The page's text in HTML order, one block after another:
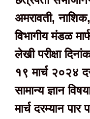
अमरावती,
विभागीय मंडळ
लेखी परीक्षा
१९ मार्च २०२४
सामान्य ज्ञान
मार्च दरम्यान